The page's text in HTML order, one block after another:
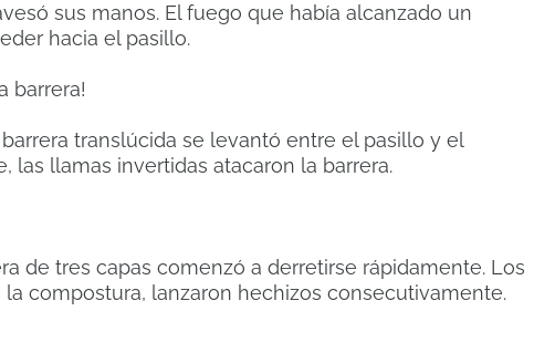
sus manos. El fuego que había alcanzado un
hacia el pasillo.
barrera!
translúcida se levantó entre el pasillo y el
las llamas invertidas atacaron la barrera.
de tres capas comenzó a derretirse rápidamente. Los
compostura, lanzaron hechizos consecutivamente.